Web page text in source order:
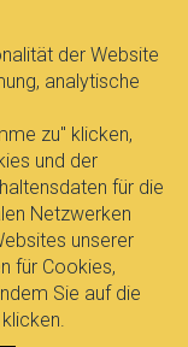
der Website
analytische
zu" klicken,
und der
für die
Netzwerken
unserer
für Cookies,
Sie auf die